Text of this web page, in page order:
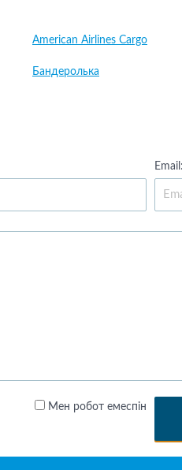
American Airlines Cargo
Бандеролька
Email:
Мен робот емеспін